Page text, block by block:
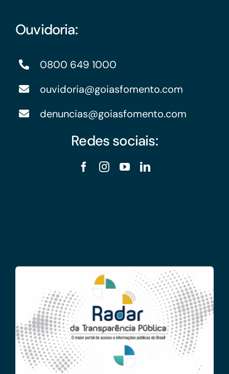
Ouvidoria:
0800 649 1000
ouvidoria@goiasfomento.com
denuncias@goiasfomento.com
Redes sociais: